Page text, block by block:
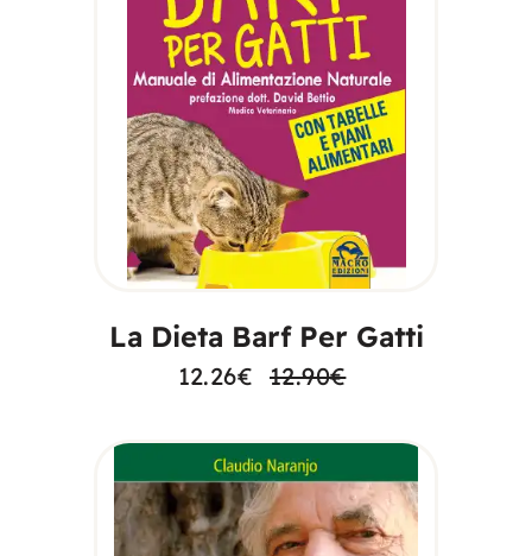
LEGGI TUTTO
La Dieta Barf Per Gatti
12.90€
12.26€